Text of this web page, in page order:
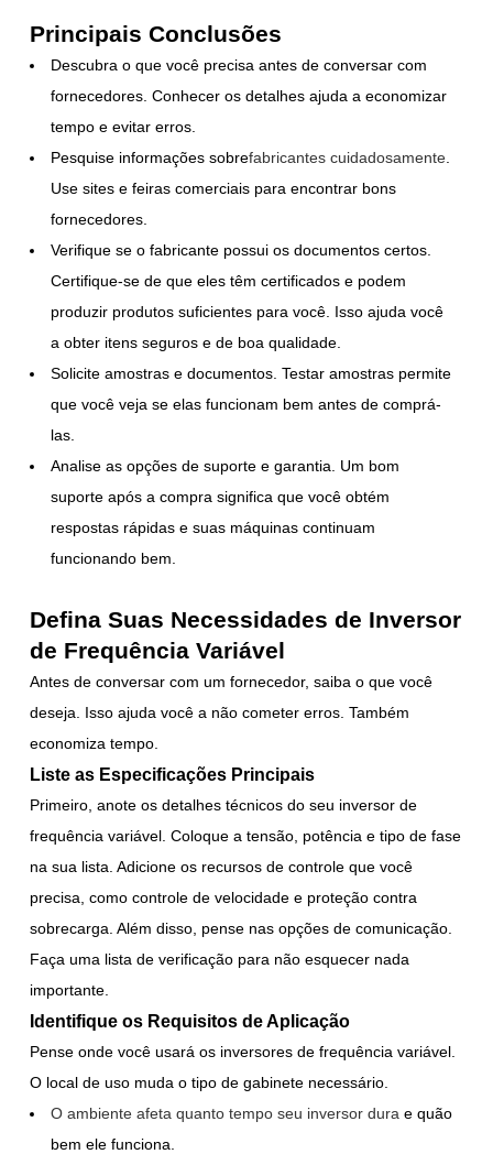
Principais Conclusões
Descubra o que você precisa antes de conversar com
fornecedores. Conhecer os detalhes ajuda a economizar
tempo e evitar erros.
Pesquise informações sobrefabricantes cuidadosamente
Use sites e feiras comerciais para encontrar bons
fornecedores.
Verifique se o fabricante possui os documentos certos.
Certifique-se de que eles têm certificados e podem
produzir produtos suficientes para você. Isso ajuda você
a obter itens seguros e de boa qualidade.
Solicite amostras e documentos. Testar amostras permite
que você veja se elas funcionam bem antes de comprá-
las.
Analise as opções de suporte e garantia. Um bom
suporte após a compra significa que você obtém
respostas rápidas e suas máquinas continuam
funcionando bem.
Defina Suas Necessidades de Inversor
de Frequência Variável
Antes de conversar com um fornecedor, saiba o que você
deseja. Isso ajuda você a não cometer erros. Também
economiza tempo.
Liste as Especificações Principais
Primeiro, anote os detalhes técnicos do seu inversor de
frequência variável. Coloque a tensão, potência e tipo de fase
na sua lista. Adicione os recursos de controle que você
precisa, como controle de velocidade e proteção contra
sobrecarga. Além disso, pense nas opções de comunicação.
Faça uma lista de verificação para não esquecer nada
importante.
Identifique os Requisitos de Aplicação
Pense onde você usará os inversores de frequência variável.
O local de uso muda o tipo de gabinete necessário.
O ambiente afeta quanto tempo seu inversor dura e quão
bem ele funciona.